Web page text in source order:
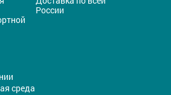
России
среда